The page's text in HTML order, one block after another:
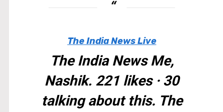
The India News Live
The India News Me,
Nashik. 221 likes · 30
talking about this. The